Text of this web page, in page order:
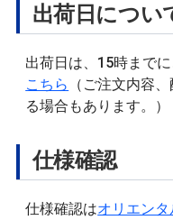
出荷日につい
出荷日は、15時まで
こちら
（ご注文内容
る場合もあります。）
仕様確認
仕様確認はオリエンタ